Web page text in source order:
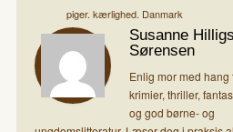
piger. kærlighed. Danmark
Susanne
Sørensen
Enlig mor med hang
krimier, thriller,
og god børne- og